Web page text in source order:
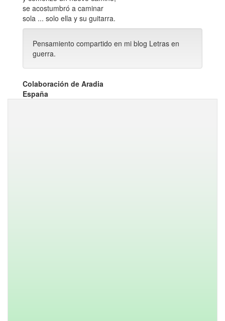
se acostumbró a caminar
sola ... solo ella y su guitarra.
Pensamiento compartido en mi blog Letras en
guerra.
Colaboración de Aradia
España